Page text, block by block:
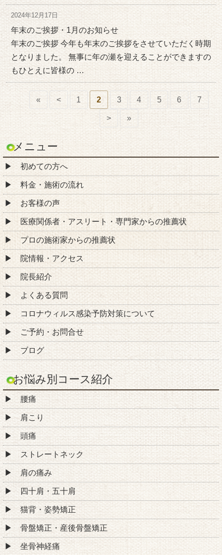
2024年12月17日
年末のご挨拶・1月のお知らせ
年末のご挨拶 今年も年末のご挨拶をさせていただく時期
となりました。 無事に年の瀬を迎えることができますの
もひとえに皆様の …
« < 1 2 3 4 5 6 7
> »
メニュー
初めての方へ
料金・施術の流れ
お客様の声
医療関係者・アスリート・専門家からの推薦状
プロの施術家からの推薦状
院情報・アクセス
院長紹介
よくある質問
コロナウィルス感染予防対策について
ご予約・お問合せ
ブログ
お悩み別コース紹介
腰痛
肩こり
頭痛
ストレートネック
肩の痛み
四十肩・五十肩
猫背・姿勢矯正
骨盤矯正・産後骨盤矯正
坐骨神経痛